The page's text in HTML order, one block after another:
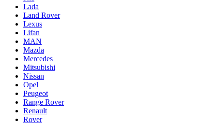
Lada
Land Rover
Lexus
Lifan
MAN
Mazda
Mercedes
Mitsubishi
Nissan
Opel
Peugeot
Range Rover
Renault
Rover